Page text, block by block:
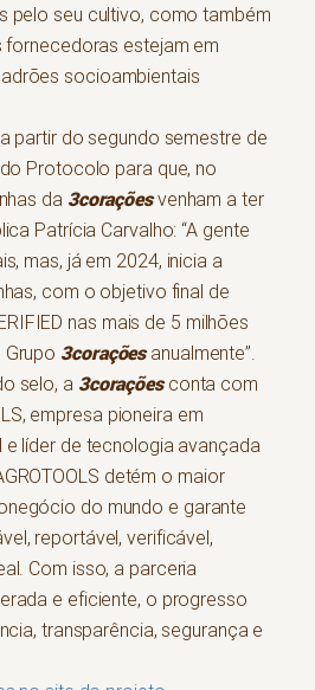
pelo seu cultivo, como também
estejam em
socioambientais
partir do segundo semestre de
Protocolo para que, no
da 3coraçõesvenham a ter
Patrícia Carvalho: “A gente
mas, já em 2024, inicia a
com o objetivo final de
nas mais de 5 milhões
3coraçõesanualmente”.
selo, a 3coraçõesconta com
empresa pioneira em
líder de tecnologia avançada
detém o maior
do mundo e garante
reportável, verificável,
Com isso, a parceria
e eficiente, o progresso
transparência, segurança e